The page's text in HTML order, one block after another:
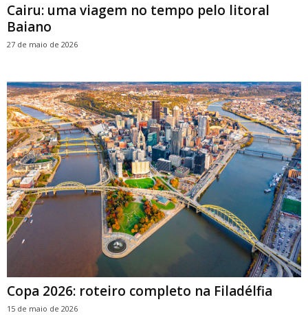
Cairu: uma viagem no tempo pelo litoral
Baiano
27 de maio de 2026
Copa 2026: roteiro completo na Filadélfia
15 de maio de 2026